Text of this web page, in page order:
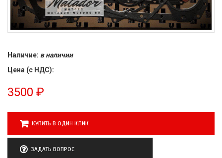
Наличие: в наличии
Цена (с НДС):
3500 ₽
КУПИТЬ В ОДИН КЛИК
ЗАДАТЬ ВОПРОС